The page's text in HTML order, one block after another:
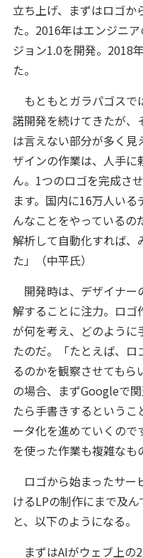
立ち上げ、まずはロゴか
た。2016年はエンジニ
ジョン1.0を開発。2018
た。
もともとガラパゴスで
諾開発を続けてきたが、
は言えない部分が多く
ザインの作業は、人手に
ん。1つのロゴを完成さ
ます。国内に16万人い
んなことをやっているの
解析して自動化すれば、
た」（中平氏）
開発時は、デザイナー
解することに注力。ロゴ
が何を考え、どのように
たのだ。「たとえば、
るのかを観察させても
の場合、まずGoogleで
たら手書きするという
ータ化を進めていくの
を使った作業も複雑なも
ロゴから始まったサー
けるLPの制作にまで及
と、以下のようになる。
まずはAIがウェブ上の